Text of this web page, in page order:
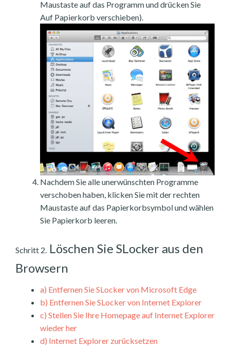
Maustaste auf das Programm und drücken Sie
Auf Papierkorb verschieben).
Nachdem Sie alle unerwünschten Programme
verschoben haben, klicken Sie mit der rechten
Maustaste auf das Papierkorbsymbol und wählen
Sie Papierkorb leeren.
Schritt 2. Löschen Sie SLocker aus den
Browsern
a) Entfernen Sie SLocker von Microsoft Edge
b) Entfernen Sie SLocker von Internet Explorer
c) Stellen Sie Ihre Homepage auf Internet Explorer
wieder her
d) Internet Explorer zurücksetzen